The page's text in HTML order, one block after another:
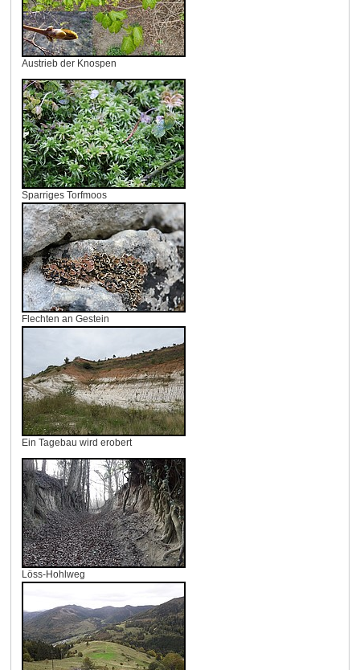
Austrieb der Knospen
Sparriges Torfmoos
Flechten an Gestein
Ein Tagebau wird erobert
Löss-Hohlweg